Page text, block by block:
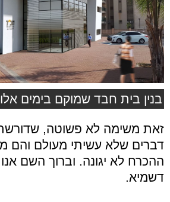
בנין בית חבד שמוקם בימים
זאת משימה לא פשוטה,
דברים שלא עשיתי מעולם והם
ההכרח לא יגונה. וברוך השם
דשמיא.